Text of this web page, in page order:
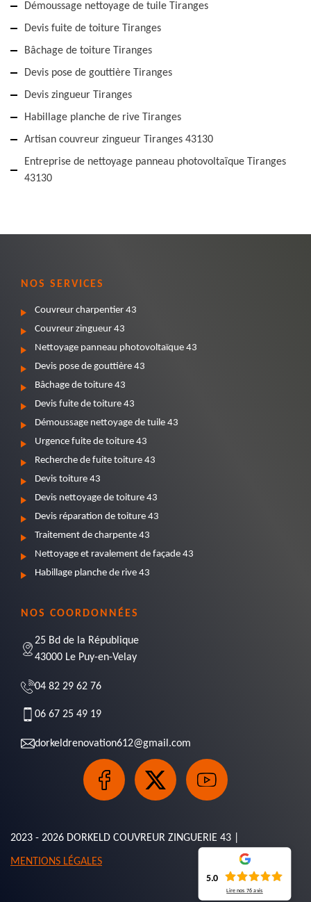
Démoussage nettoyage de tuile Tiranges
Devis fuite de toiture Tiranges
Bâchage de toiture Tiranges
Devis pose de gouttière Tiranges
Devis zingueur Tiranges
Habillage planche de rive Tiranges
Artisan couvreur zingueur Tiranges 43130
Entreprise de nettoyage panneau photovoltaïque Tiranges
43130
NOS SERVICES
Couvreur charpentier 43
Couvreur zingueur 43
Nettoyage panneau photovoltaïque 43
Devis pose de gouttière 43
Bâchage de toiture 43
Devis fuite de toiture 43
Démoussage nettoyage de tuile 43
Urgence fuite de toiture 43
Recherche de fuite toiture 43
Devis toiture 43
Devis nettoyage de toiture 43
Devis réparation de toiture 43
Traitement de charpente 43
Nettoyage et ravalement de façade 43
Habillage planche de rive 43
NOS COORDONNÉES
25 Bd de la République
43000 Le Puy-en-Velay
04 82 29 62 76
06 67 25 49 19
dorkeldrenovation612@gmail.com
2023 - 2026 DORKELD COUVREUR ZINGUERIE 43 |
MENTIONS LÉGALES
5.0
Lire nos 76 avis